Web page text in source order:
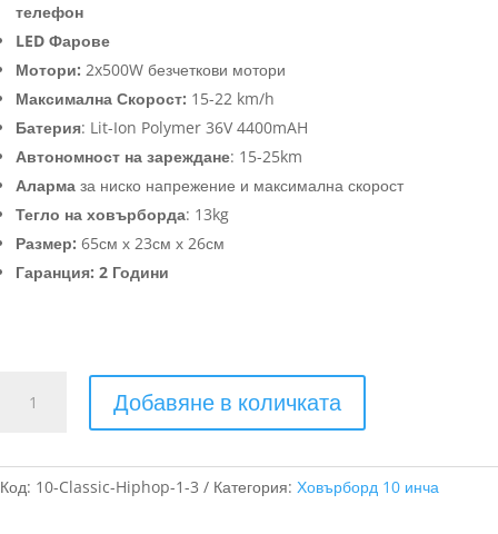
телефон
LED Фарове
Мотори: 2x500W безчеткови мотори
Максимална Скорост: 15-22 km/h
Батерия: Lit-Ion Polymer 36V 4400mAH
Автономност на зареждане: 15-25km
Аларма за ниско напрежение и максимална скорост
Тегло на ховърборда: 13kg
Размер: 65см х 23см х 26см
Гаранция: 2 Години
инча
Добавяне в количката
Код: 10-Classic-Hiphop-1-3 Категория: Ховърборд 10 инча